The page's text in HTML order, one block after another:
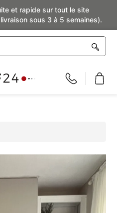
et rapide sur tout le site
sous 3 à 5 semaines).